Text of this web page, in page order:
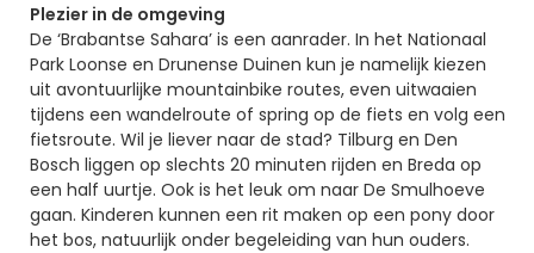
Plezier in de omgeving
De ‘Brabantse Sahara’ is een aanrader. In het Nationaal
Park Loonse en Drunense Duinen kun je namelijk kiezen
uit avontuurlijke mountainbike routes, even uitwaaien
tijdens een wandelroute of spring op de fiets en volg een
fietsroute. Wil je liever naar de stad? Tilburg en Den
Bosch liggen op slechts 20 minuten rijden en Breda op
een half uurtje. Ook is het leuk om naar De Smulhoeve
gaan. Kinderen kunnen een rit maken op een pony door
het bos, natuurlijk onder begeleiding van hun ouders.